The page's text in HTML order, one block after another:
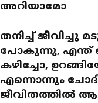
അറിയാമോ
തനിച്ച് ജീവിച്ചു
പോകുന്നു, എന്ത്
കഴിച്ചോ,
എന്നൊന്നും
ജീവിതത്തിൽ